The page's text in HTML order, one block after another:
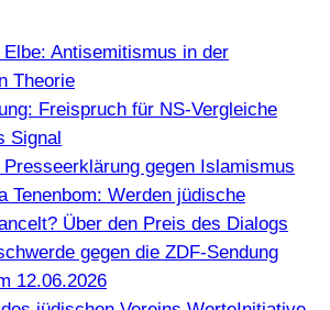
Antisemitismus in der
Theorie
Freispruch für NS-Vergleiche
Signal
gegen Islamismus
Tenenbom: Werden jüdische
Über den Preis des Dialogs
gegen die ZDF-Sendung
12.06.2026